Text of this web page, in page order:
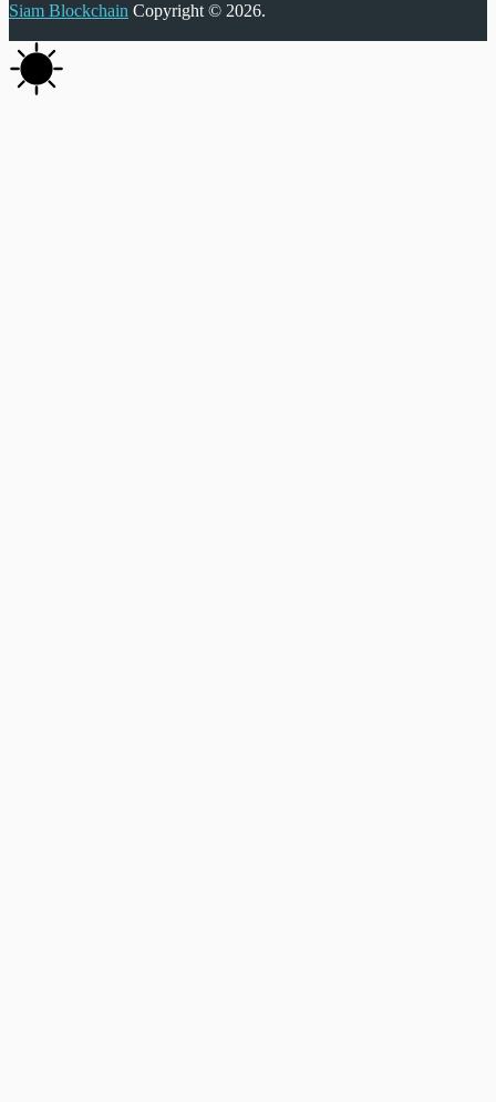
Siam Blockchain Copyright © 2026.